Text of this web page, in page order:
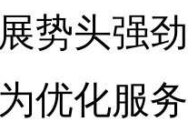
势头强
优化服